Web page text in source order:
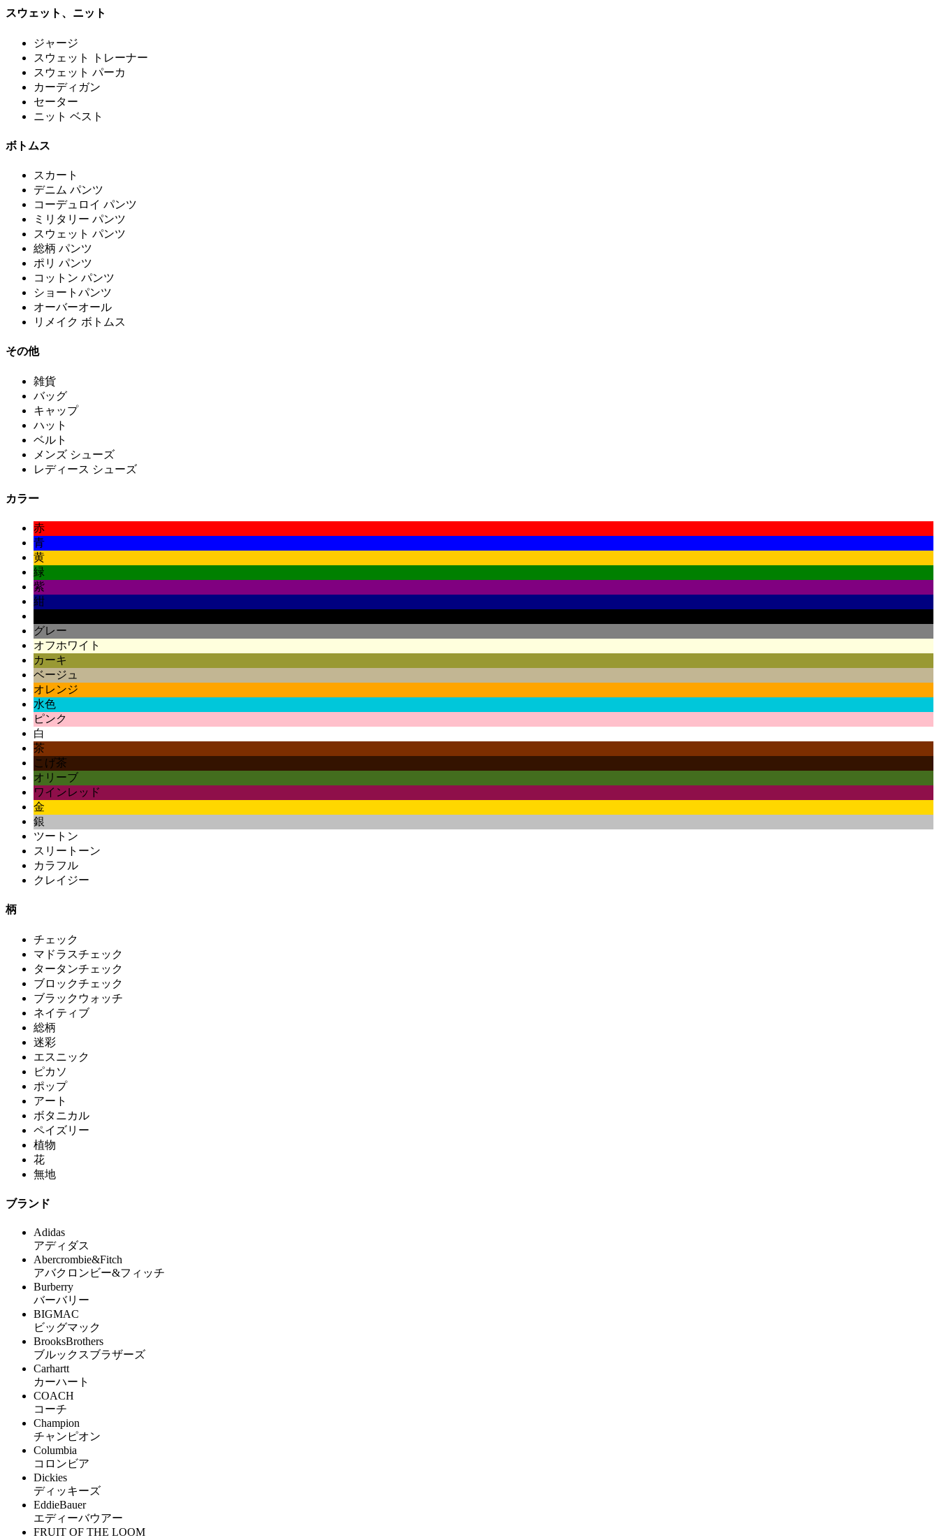
スウェット、ニット
ジャージ
スウェット トレーナー
スウェット パーカ
カーディガン
セーター
ニット ベスト
ボトムス
スカート
デニム パンツ
コーデュロイ パンツ
ミリタリー パンツ
スウェット パンツ
総柄 パンツ
ポリ パンツ
コットン パンツ
ショートパンツ
オーバーオール
リメイク ボトムス
その他
雑貨
バッグ
キャップ
ハット
ベルト
メンズ シューズ
レディース シューズ
カラー
赤
青
黄
緑
紫
紺
グレー
オフホワイト
カーキ
ベージュ
オレンジ
水色
ピンク
白
茶
こげ茶
オリーブ
ワインレッド
金
銀
ツートン
スリートーン
カラフル
クレイジー
柄
チェック
マドラスチェック
タータンチェック
ブロックチェック
ブラックウォッチ
ネイティブ
総柄
迷彩
エスニック
ピカソ
ポップ
アート
ボタニカル
ペイズリー
植物
花
無地
ブランド
Adidas
アディダス
Abercrombie&Fitch
アバクロンビー&フィッチ
Burberry
バーバリー
BIGMAC
ビッグマック
BrooksBrothers
ブルックスブラザーズ
Carhartt
カーハート
COACH
コーチ
Champion
チャンピオン
Columbia
コロンビア
Dickies
ディッキーズ
EddieBauer
エディーバウアー
FRUIT OF THE LOOM